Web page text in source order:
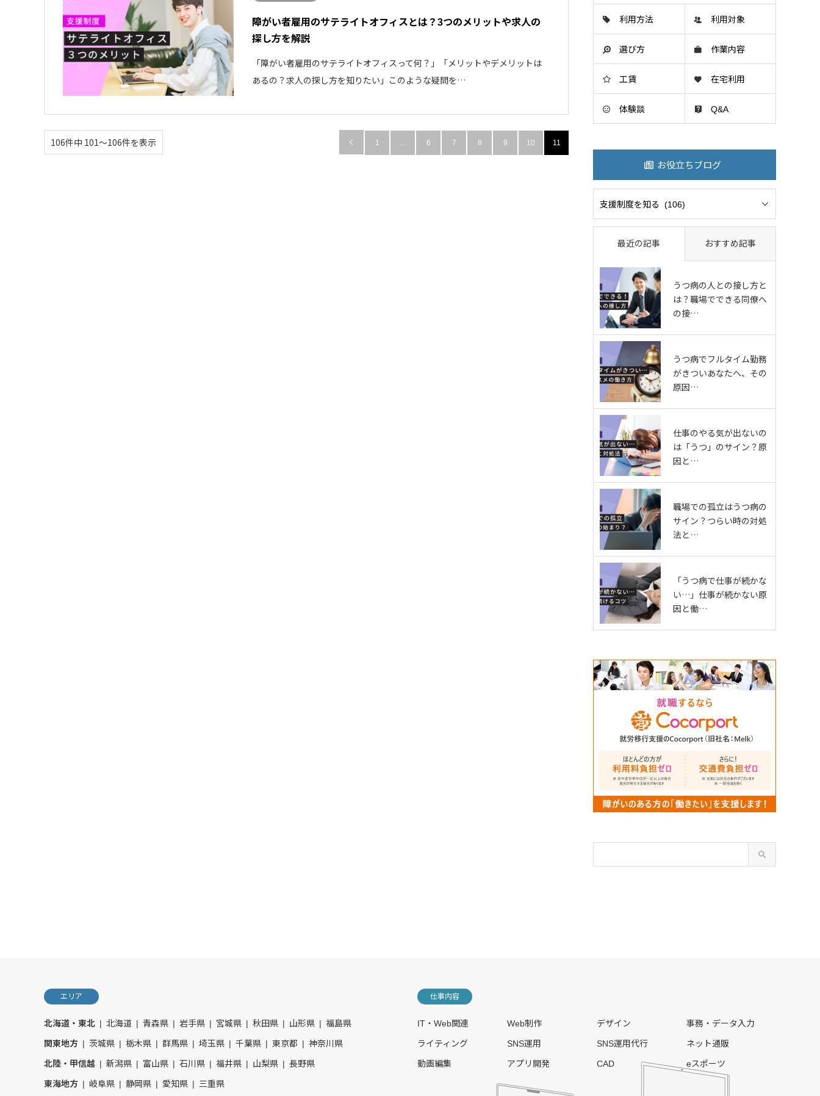
障がい者雇用のサテライトオフィスとは？3つのメリットや求人の
探し方を解説
「障がい者雇用のサテライトオフィスって何？」「メリットやデメリットは
あるの？求人の探し方を知りたい」このような疑問を…
106件中 101〜106件を表示  1 … 6 7 8 9 10 11
利用方法 利用対象
選び方 作業内容
工賃 在宅利用
体験談 Q&A
お役立ちブログ
最近の記事 おすすめ記事
うつ病の人との接し方と
は？職場でできる同僚へ
の接…
うつ病でフルタイム勤務
がきついあなたへ、その
原因…
仕事のやる気が出ないの
は「うつ」のサイン？原
因と…
職場での孤立はうつ病の
サイン？つらい時の対処
法と…
「うつ病で仕事が続かな
い…」仕事が続かない原
因と働…
エリア
北海道・東北 北海道 青森県 岩手県 宮城県 秋田県 山形県 福島県
関東地方 茨城県 栃木県 群馬県 埼玉県 千葉県 東京都 神奈川県
北陸・甲信越 新潟県 富山県 石川県 福井県 山梨県 長野県
東海地方 岐阜県 静岡県 愛知県 三重県
仕事内容
IT・Web関連 Web制作 デザイン 事務・データ入力
ライティング SNS運用 SNS運用代行 ネット通販
動画編集 アプリ開発 CAD eスポーツ